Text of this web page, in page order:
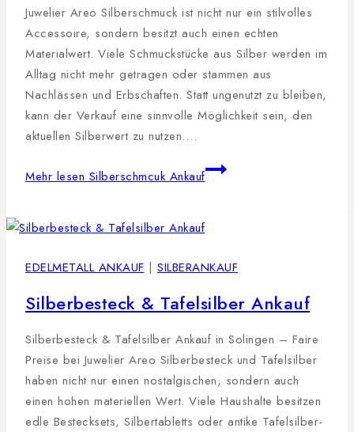
Juwelier Areo Silberschmuck ist nicht nur ein stilvolles
Accessoire, sondern besitzt auch einen echten
Materialwert. Viele Schmuckstücke aus Silber werden im
Alltag nicht mehr getragen oder stammen aus
Nachlässen und Erbschaften. Statt ungenutzt zu bleiben,
kann der Verkauf eine sinnvolle Möglichkeit sein, den
aktuellen Silberwert zu nutzen….
Mehr lesen Silberschmcuk Ankauf
EDELMETALL ANKAUF | SILBERANKAUF
Silberbesteck & Tafelsilber Ankauf
Silberbesteck & Tafelsilber Ankauf in Solingen – Faire
Preise bei Juwelier Areo Silberbesteck und Tafelsilber
haben nicht nur einen nostalgischen, sondern auch
einen hohen materiellen Wert. Viele Haushalte besitzen
edle Bestecksets, Silbertabletts oder antike Tafelsilber-